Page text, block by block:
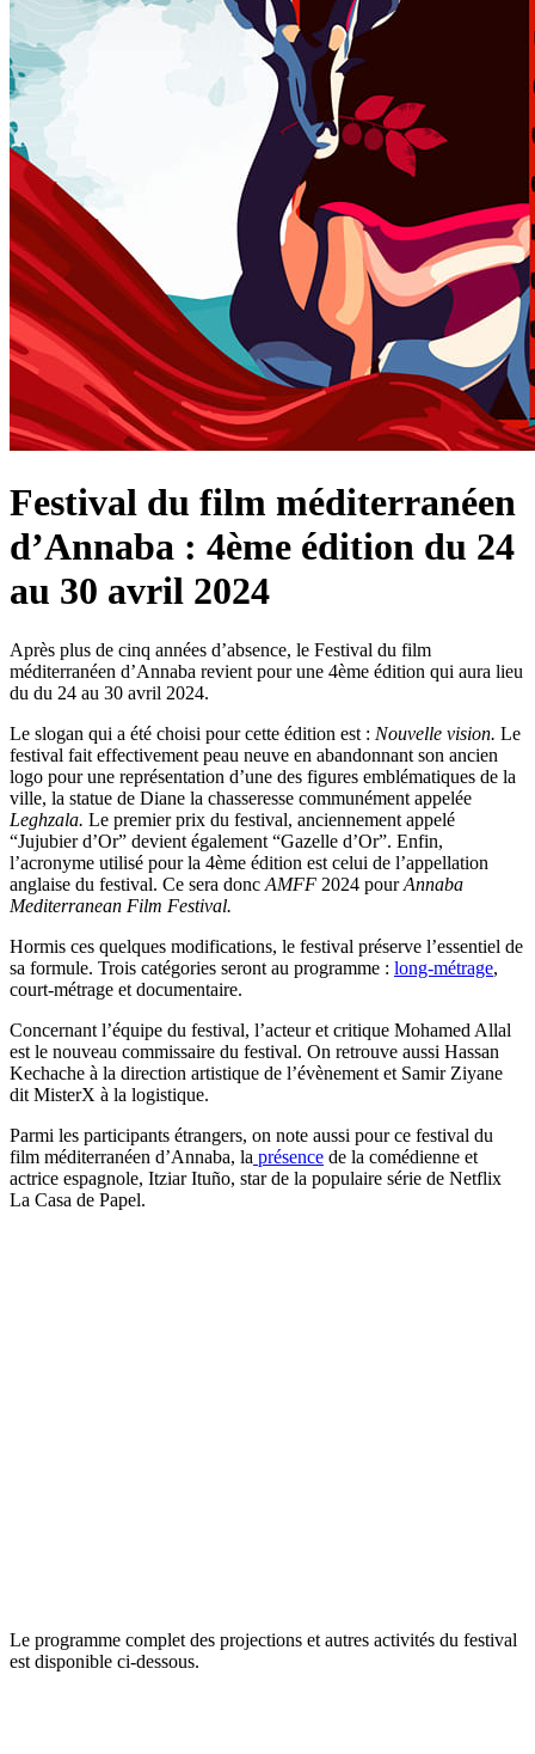
Festival du film méditerranéen
d’Annaba : 4ème édition du 24
au 30 avril 2024
Après plus de cinq années d’absence, le Festival du film
méditerranéen d’Annaba revient pour une 4ème édition qui aura lieu
du du 24 au 30 avril 2024.
Le slogan qui a été choisi pour cette édition est : Nouvelle vision. Le
festival fait effectivement peau neuve en abandonnant son ancien
logo pour une représentation d’une des figures emblématiques de la
ville, la statue de Diane la chasseresse communément appelée
Leghzala. Le premier prix du festival, anciennement appelé
“Jujubier d’Or” devient également “Gazelle d’Or”. Enfin,
l’acronyme utilisé pour la 4ème édition est celui de l’appellation
anglaise du festival. Ce sera donc AMFF 2024 pourAnnaba
Mediterranean Film Festival.
Hormis ces quelques modifications, le festival préserve l’essentiel de
sa formule. Trois catégories seront au programme : long-métrage,
court-métrage et documentaire.
Concernant l’équipe du festival, l’acteur et critique Mohamed Allal
est le nouveau commissaire du festival. On retrouve aussi Hassan
Kechache à la direction artistique de l’évènement et Samir Ziyane
dit MisterX à la logistique.
Parmi les participants étrangers, on note aussi pour ce festival du
film méditerranéen d’Annaba, la présence de la comédienne et
actrice espagnole, Itziar Ituño, star de la populaire série de Netflix
La Casa de Papel.
Le programme complet des projections et autres activités du festival
est disponible ci-dessous.